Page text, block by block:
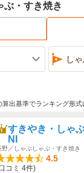
ぶ・すき焼き
し
出基準でランキング形式
すきやき・しゃ
NI
野／しゃぶしゃぶ・すき焼き
4.5
コミ 4件)